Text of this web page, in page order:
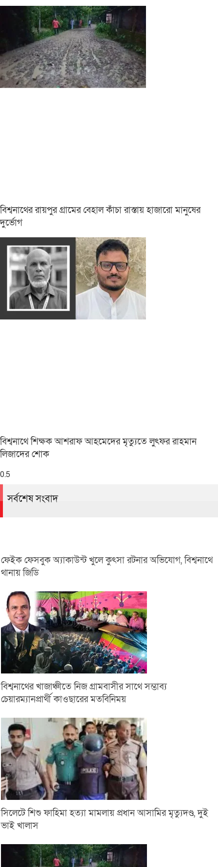
বিশ্বনাথের রায়পুর গ্রামের বেহাল কাঁচা রাস্তায় হাজারো মানুষের
দুর্ভোগ
বিশ্বনাথে শিক্ষক আশরাফ আহমেদের মৃত্যুতে লুৎফর রাহমান
লিজাদের শোক
সর্বশেষ সংবাদ
ফেইক ফেসবুক অ্যাকাউন্ট খুলে কুৎসা রটনার অভিযোগ, বিশ্বনাথে
থানায় জিডি
বিশ্বনাথের খাজাঞ্চীতে নিজ গ্রামবাসীর সাথে সম্ভাব্য
চেয়ারম্যানপ্রার্থী কাওছারের মতবিনিময়
সিলেটে শিশু ফাহিমা হত্যা মামলায় প্রধান আসামির মৃত্যুদণ্ড, দুই
ভাই খালাস